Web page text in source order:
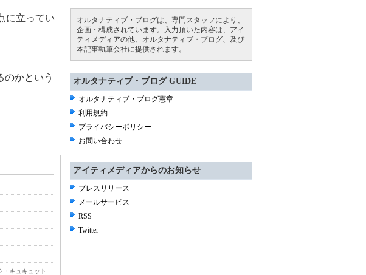
に立ってい
のかという
・キュキュット
オルタナティブ・ブログは、専門スタッフにより、
企画・構成されています。入力頂いた内容は、アイ
ティメディアの他、オルタナティブ・ブログ、及び
本記事執筆会社に提供されます。
オルタナティブ・ブログ GUIDE
オルタナティブ・ブログ憲章
利用規約
プライバシーポリシー
お問い合わせ
アイティメディアからのお知らせ
プレスリリース
メールサービス
RSS
Twitter